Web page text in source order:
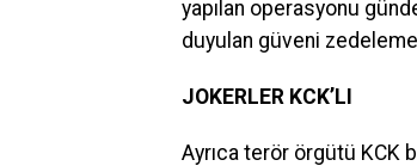
yapılan operasyonu
duyulan güveni
JOKERLER KCK’LI
Ayrıca terör örgütü KCK